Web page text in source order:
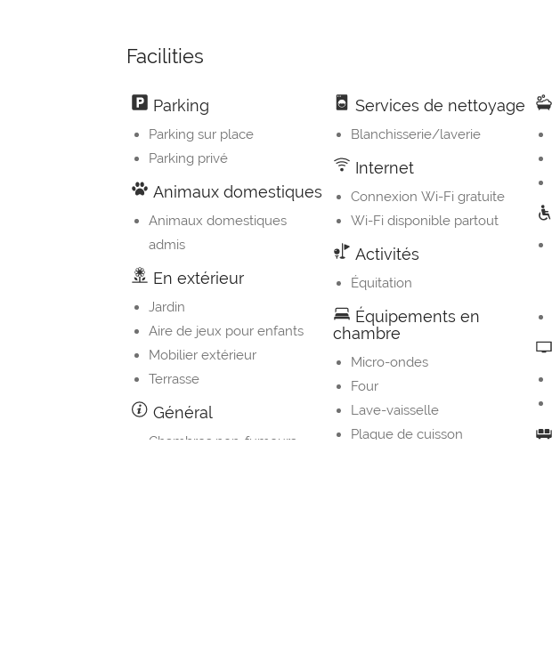
Facilities
Parking
Parking sur place
Parking privé
Animaux domestiques
Animaux domestiques
admis
En extérieur
Jardin
Aire de jeux pour enfants
Mobilier extérieur
Terrasse
Général
Chambres non-fumeurs
Services de nettoyage
Blanchisserie/laverie
Internet
Connexion Wi-Fi gratuite
Wi-Fi disponible partout
Activités
Équitation
Équipements en
chambre
Micro-ondes
Four
Lave-vaisselle
Plaque de cuisson